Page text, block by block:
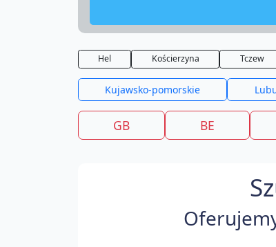
Hel Kościerzyna Tczew
Kujawsko-pomorskie
GB BE